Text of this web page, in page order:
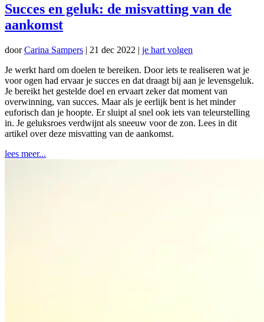
Succes en geluk: de misvatting van de
aankomst
doorCarina Sampers | 21 dec 2022 | je hart volgen
Je werkt hard om doelen te bereiken. Door iets te realiseren wat je
voor ogen had ervaar je succes en dat draagt bij aan je levensgeluk.
Je bereikt het gestelde doel en ervaart zeker dat moment van
overwinning, van succes. Maar als je eerlijk bent is het minder
euforisch dan je hoopte. Er sluipt al snel ook iets van teleurstelling
in. Je geluksroes verdwijnt als sneeuw voor de zon. Lees in dit
artikel over deze misvatting van de aankomst.
lees meer...